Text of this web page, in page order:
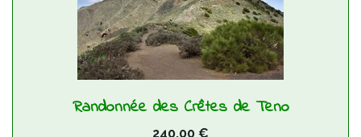
Randonnée des Crêtes de Teno
240,00 €